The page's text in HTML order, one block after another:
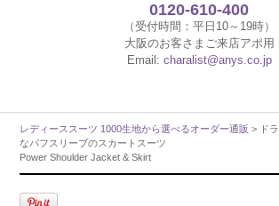
0120-610-400
（受付時間：平日10～19時）
大阪のお客さまご来店アポ用
Email: charalist@anys.co.jp
レディーススーツ 1000生地から選べるオーダー通販 > ド
なパフスリーブのスカートスーツ
Power Shoulder Jacket & Skirt